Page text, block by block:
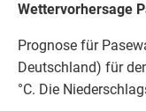
Wettervorhersage
Prognose für
Deutschland) für
°C. Die